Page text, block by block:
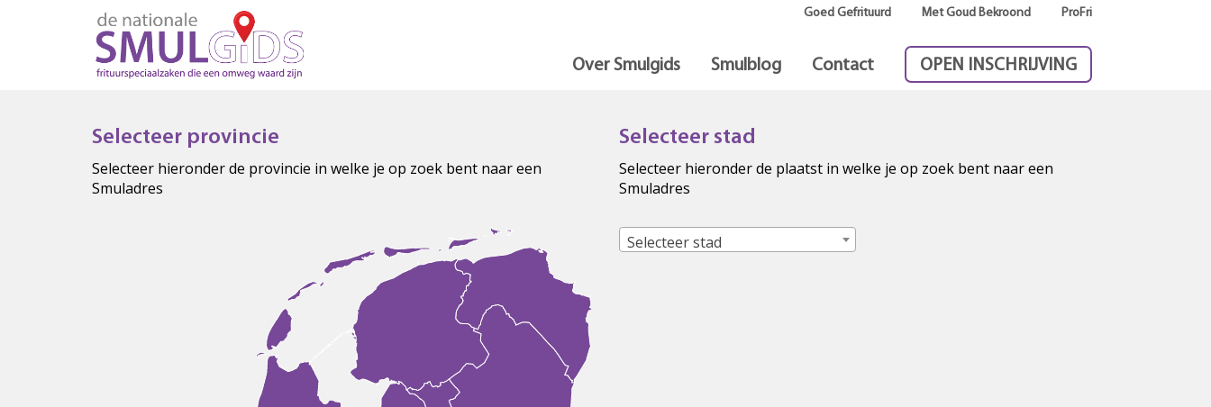
Goed Gefrituurd Met Goud Bekroond ProFri
Over Smulgids Smulblog Contact OPEN INSCHRIJVING
Selecteer provincie
Selecteer hieronder de provincie in welke je op zoek bent naar een
Smuladres
Selecteer stad
Selecteer hieronder de plaatst in welke je op zoek bent naar een
Smuladres
Selecteer stad